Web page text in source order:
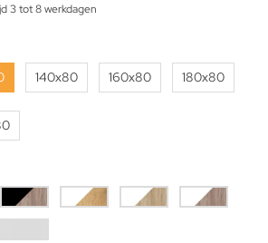
3 tot 8 werkdagen
140x80 160x80 180x80